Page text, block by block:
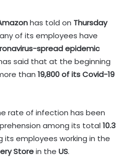
has told on Thursday
of its employees have
spread epidemic
said that at the beginning
than 19,800 of its Covid-19
rate of infection has been
among its total 10.3
its employees working in the
Storein the US.